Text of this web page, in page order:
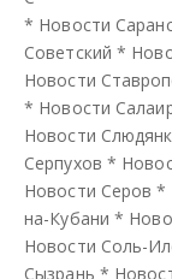
* Новости
Советский *
Новости
* Новости
Новости
Серпухов *
Новости Серов *
на-Кубани *
Новости Соль-
Сызрань *